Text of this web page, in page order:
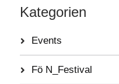
Kategorien
Events
Fö N_Festival